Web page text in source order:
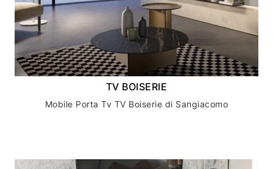
TV BOISERIE
Mobile Porta Tv TV Boiserie di Sangiacomo